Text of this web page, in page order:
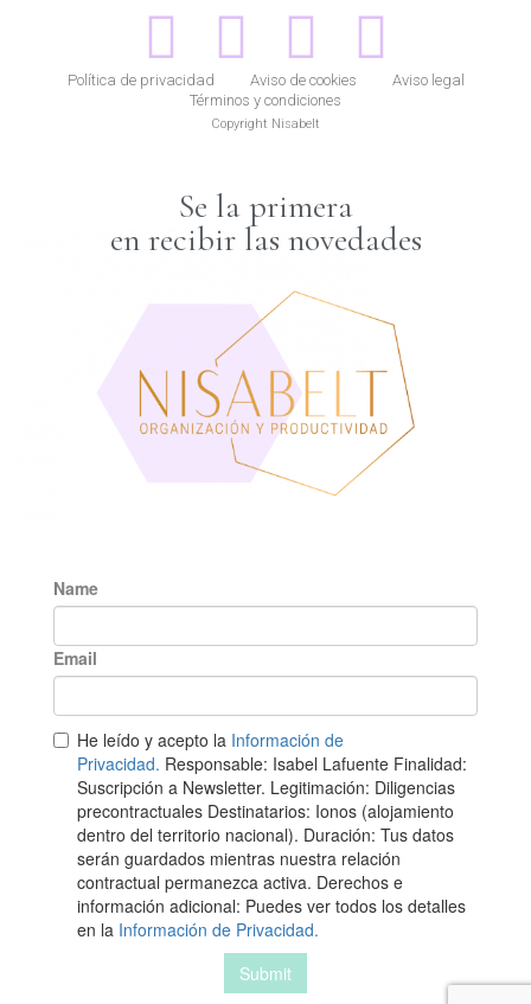
Política de privacidad Aviso de cookies
Aviso legal
Términos y condiciones
Copyright Nisabelt
Se la primera
en recibir las novedades